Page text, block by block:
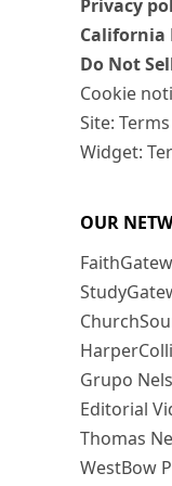
Privacy
California
Do Not
Cookie
Site:
Widget:
OUR
Grupo
Editorial
Thomas
WestBow